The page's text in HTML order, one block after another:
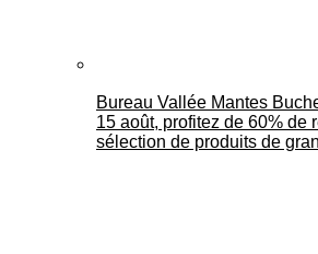
Bureau Vallée Mantes
15 août, profitez de 60% de
sélection de produits de